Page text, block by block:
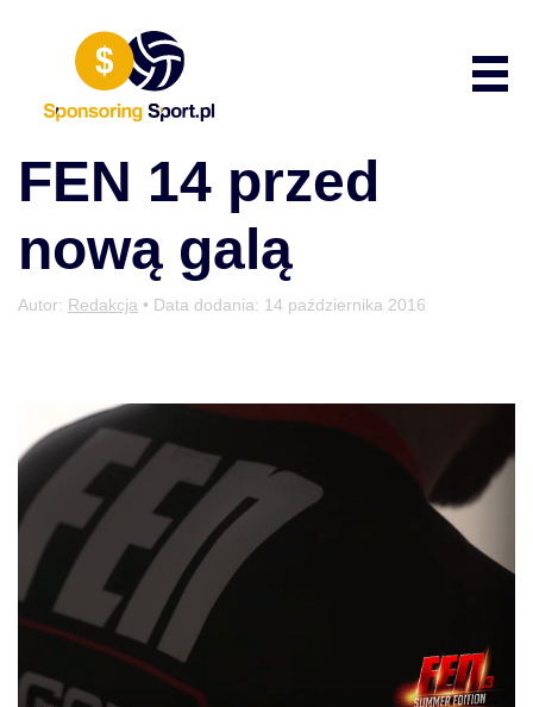
FEN 14 przed
nową galą
Autor: Redakcja • Data dodania: 14 października 2016